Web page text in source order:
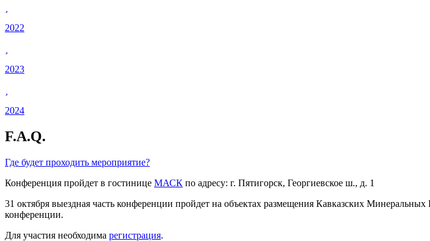
2022
2023
2024
F.A.Q.
Где будет проходить мероприятие?
Конференция пройдет в гостинице МАСК по адресу: г. Пятигорск, Георгиевское ш., д. 1
31 октября выездная часть конференции пройдет на объектах размещения Кавказских
конференции.
Для участия необходима регистрация.